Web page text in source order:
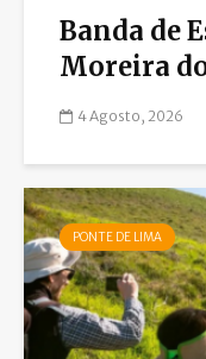
Banda de
Moreira
4 Agosto, 2026
PONTE DE LIMA